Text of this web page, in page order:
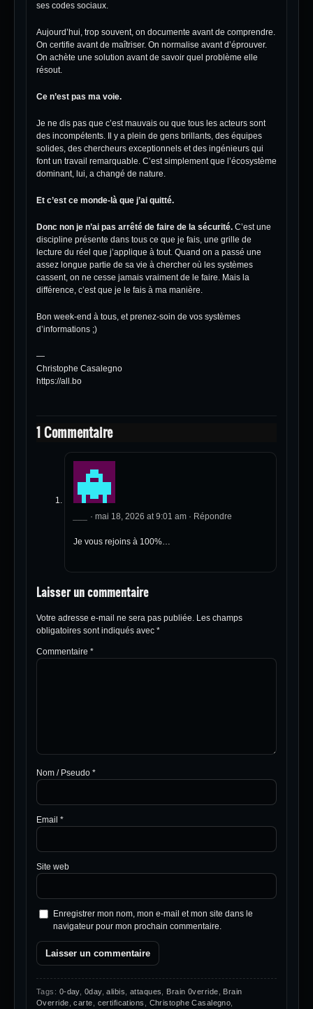
ses codes sociaux.
Aujourd’hui, trop souvent, on documente avant de comprendre.
On certifie avant de maîtriser. On normalise avant d’éprouver.
On achète une solution avant de savoir quel problème elle
résout.
Ce n’est pas ma voie.
Je ne dis pas que c’est mauvais ou que tous les acteurs sont
des incompétents. Il y a plein de gens brillants, des équipes
solides, des chercheurs exceptionnels et des ingénieurs qui
font un travail remarquable. C’est simplement que l’écosystème
dominant, lui, a changé de nature.
Et c’est ce monde-là que j’ai quitté.
Donc non je n’ai pas arrêté de faire de la sécurité. C’est une
discipline présente dans tous ce que je fais, une grille de
lecture du réel que j’applique à tout. Quand on a passé une
assez longue partie de sa vie à chercher où les systèmes
cassent, on ne cesse jamais vraiment de le faire. Mais la
différence, c’est que je le fais à ma manière.
Bon week-end à tous, et prenez-soin de vos systèmes
d’informations ;)
—
Christophe Casalegno
https://all.bo
1 Commentaire
· mai 18, 2026 at 9:01 am · Répondre
Je vous rejoins à 100%…
Laisser un commentaire
Votre adresse e-mail ne sera pas publiée. Les champs
obligatoires sont indiqués avec *
Commentaire *
Nom / Pseudo *
Email *
Site web
Enregistrer mon nom, mon e-mail et mon site dans le
navigateur pour mon prochain commentaire.
Tags: 0-day, 0day,alibis attaques Brain 0verride
Brain
Override ,carte certifications Christophe Casalegno